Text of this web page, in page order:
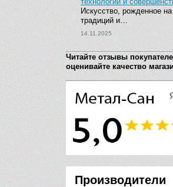
Искусство, рожденное
традиций и…
14.11.2025
Читайте отзывы
оценивайте качество
Производители